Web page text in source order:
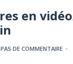
en
PAS DE COMMENTAIRE -